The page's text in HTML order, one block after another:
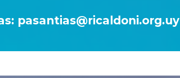
pasantias@ricaldoni.org.uy